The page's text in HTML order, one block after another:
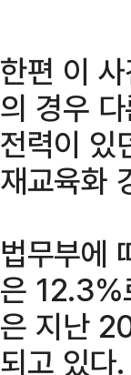
한편 이
의 경우
전력이 있
재교육화
법무부에
은 12.3%
은 지난
되고 있다.